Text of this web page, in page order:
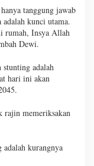
tanggung jawab
kunci utama.
rumah, Insya Allah
Dewi.
stunting adalah
hari ini akan
rajin memeriksakan
kurangnya